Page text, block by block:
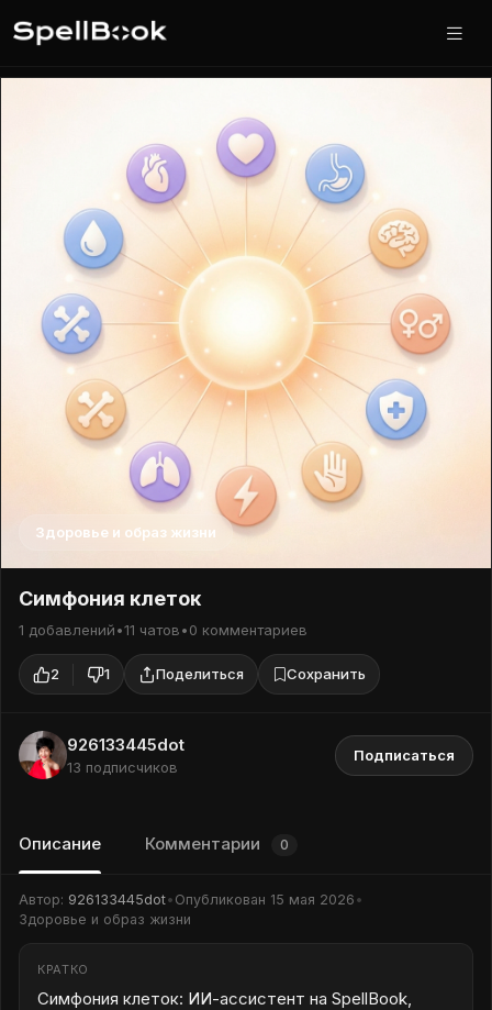
Здоровье и образ жизни
Симфония клеток
1 добавлений•11 чатов•0 комментариев
2 1 Поделиться Сохранить
926133445dot
13 подписчиков
Подписаться
Описание Комментарии 0
Автор: 926133445dot• Опубликован 15 мая 2026 •
Здоровье и образ жизни
КРАТКО
Симфония клеток: ИИ-ассистент на SpellBook,